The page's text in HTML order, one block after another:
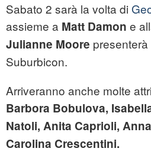
Sabato 2 sarà la volta di
assieme a Matt Damon e
Julianne Moore
Suburbicon.
Arriveranno anche molte
Barbora Bobulova,
Natoli, Anita Caprioli,
Carolina Crescentini.